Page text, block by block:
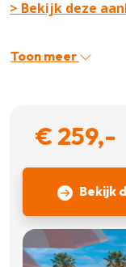
> Bekijk deze
Toon meer
€ 259,-
Bekijk